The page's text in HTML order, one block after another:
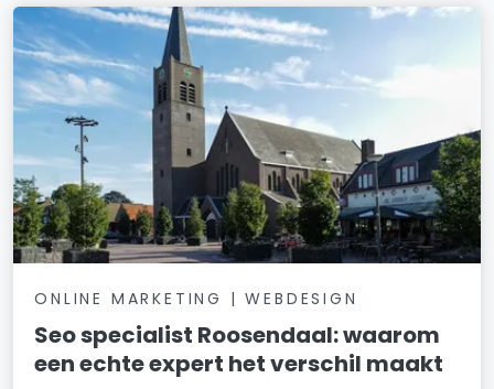
ONLINE MARKETING | WEBDESIGN
Seo specialist Roosendaal: waarom
een echte expert het verschil maakt